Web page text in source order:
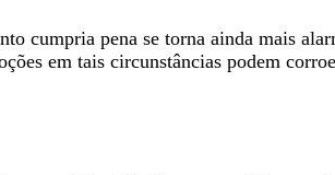
cumpria pena se torna ainda mais
em tais circunstâncias podem